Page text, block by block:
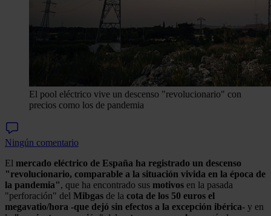
El pool eléctrico vive un descenso "revolucionario" con
precios como los de pandemia
Ningún comentario
El mercado eléctrico de España ha registrado un descenso
"revolucionario, comparable a la situación vivida en la época de
la pandemia", que ha encontrado sus motivos en la pasada
"perforación" del Mibgas de la cota de los 50 euros el
megavatio/hora -que dejó sin efectos a la excepción ibérica- y en